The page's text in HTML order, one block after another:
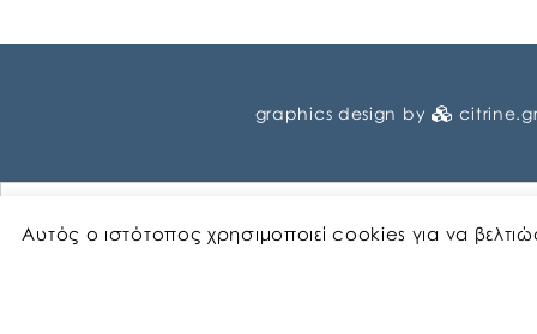
graphics design by
Αυτός ο ιστότοπος χρησιμοποιεί cookies για να